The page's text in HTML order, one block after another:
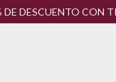
DE DESCUENTO CON